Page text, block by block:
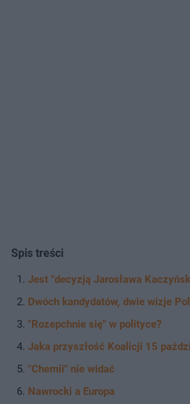
Spis treści
Jest "decyzją Jarosława
Dwóch kandydatów, dwie wizje
"Rozepchnie się" w polityce?
Jaka przyszłość Koalicji 15
"Chemii" nie widać
Nawrocki a Europa